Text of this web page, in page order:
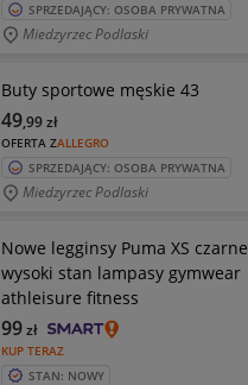
SPRZEDAJĄCY: OSOBA PRYWATNA
Miedzyrzec Podlaski
Buty sportowe męskie 43
OFERTA ZALLEGRO
49,99zł
SPRZEDAJĄCY: OSOBA PRYWATNA
Miedzyrzec Podlaski
Nowe legginsy Puma XS czarne
wysoki stan lampasy gymwear
athleisure fitness
KUP TERAZ
99zł
STAN: NOWY